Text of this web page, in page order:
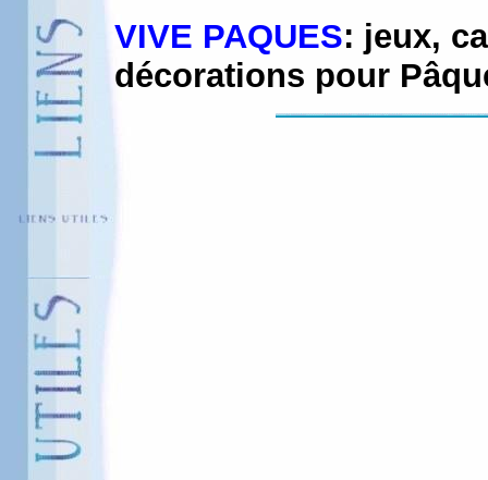
VIVE PAQUES: jeux,
décorations pour